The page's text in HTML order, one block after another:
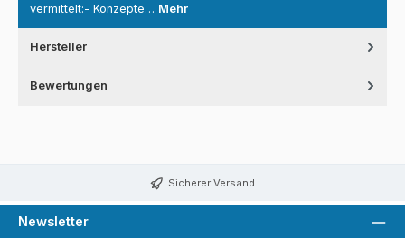
vermittelt:- Konzepte… Mehr
Hersteller
Bewertungen
Sicherer Versand
Newsletter